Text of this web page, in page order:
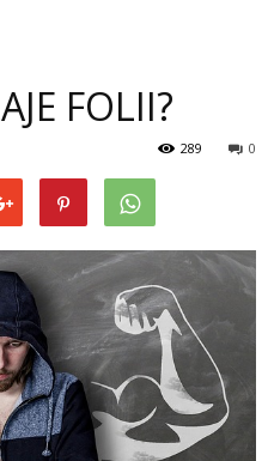
FOLII?
0
289